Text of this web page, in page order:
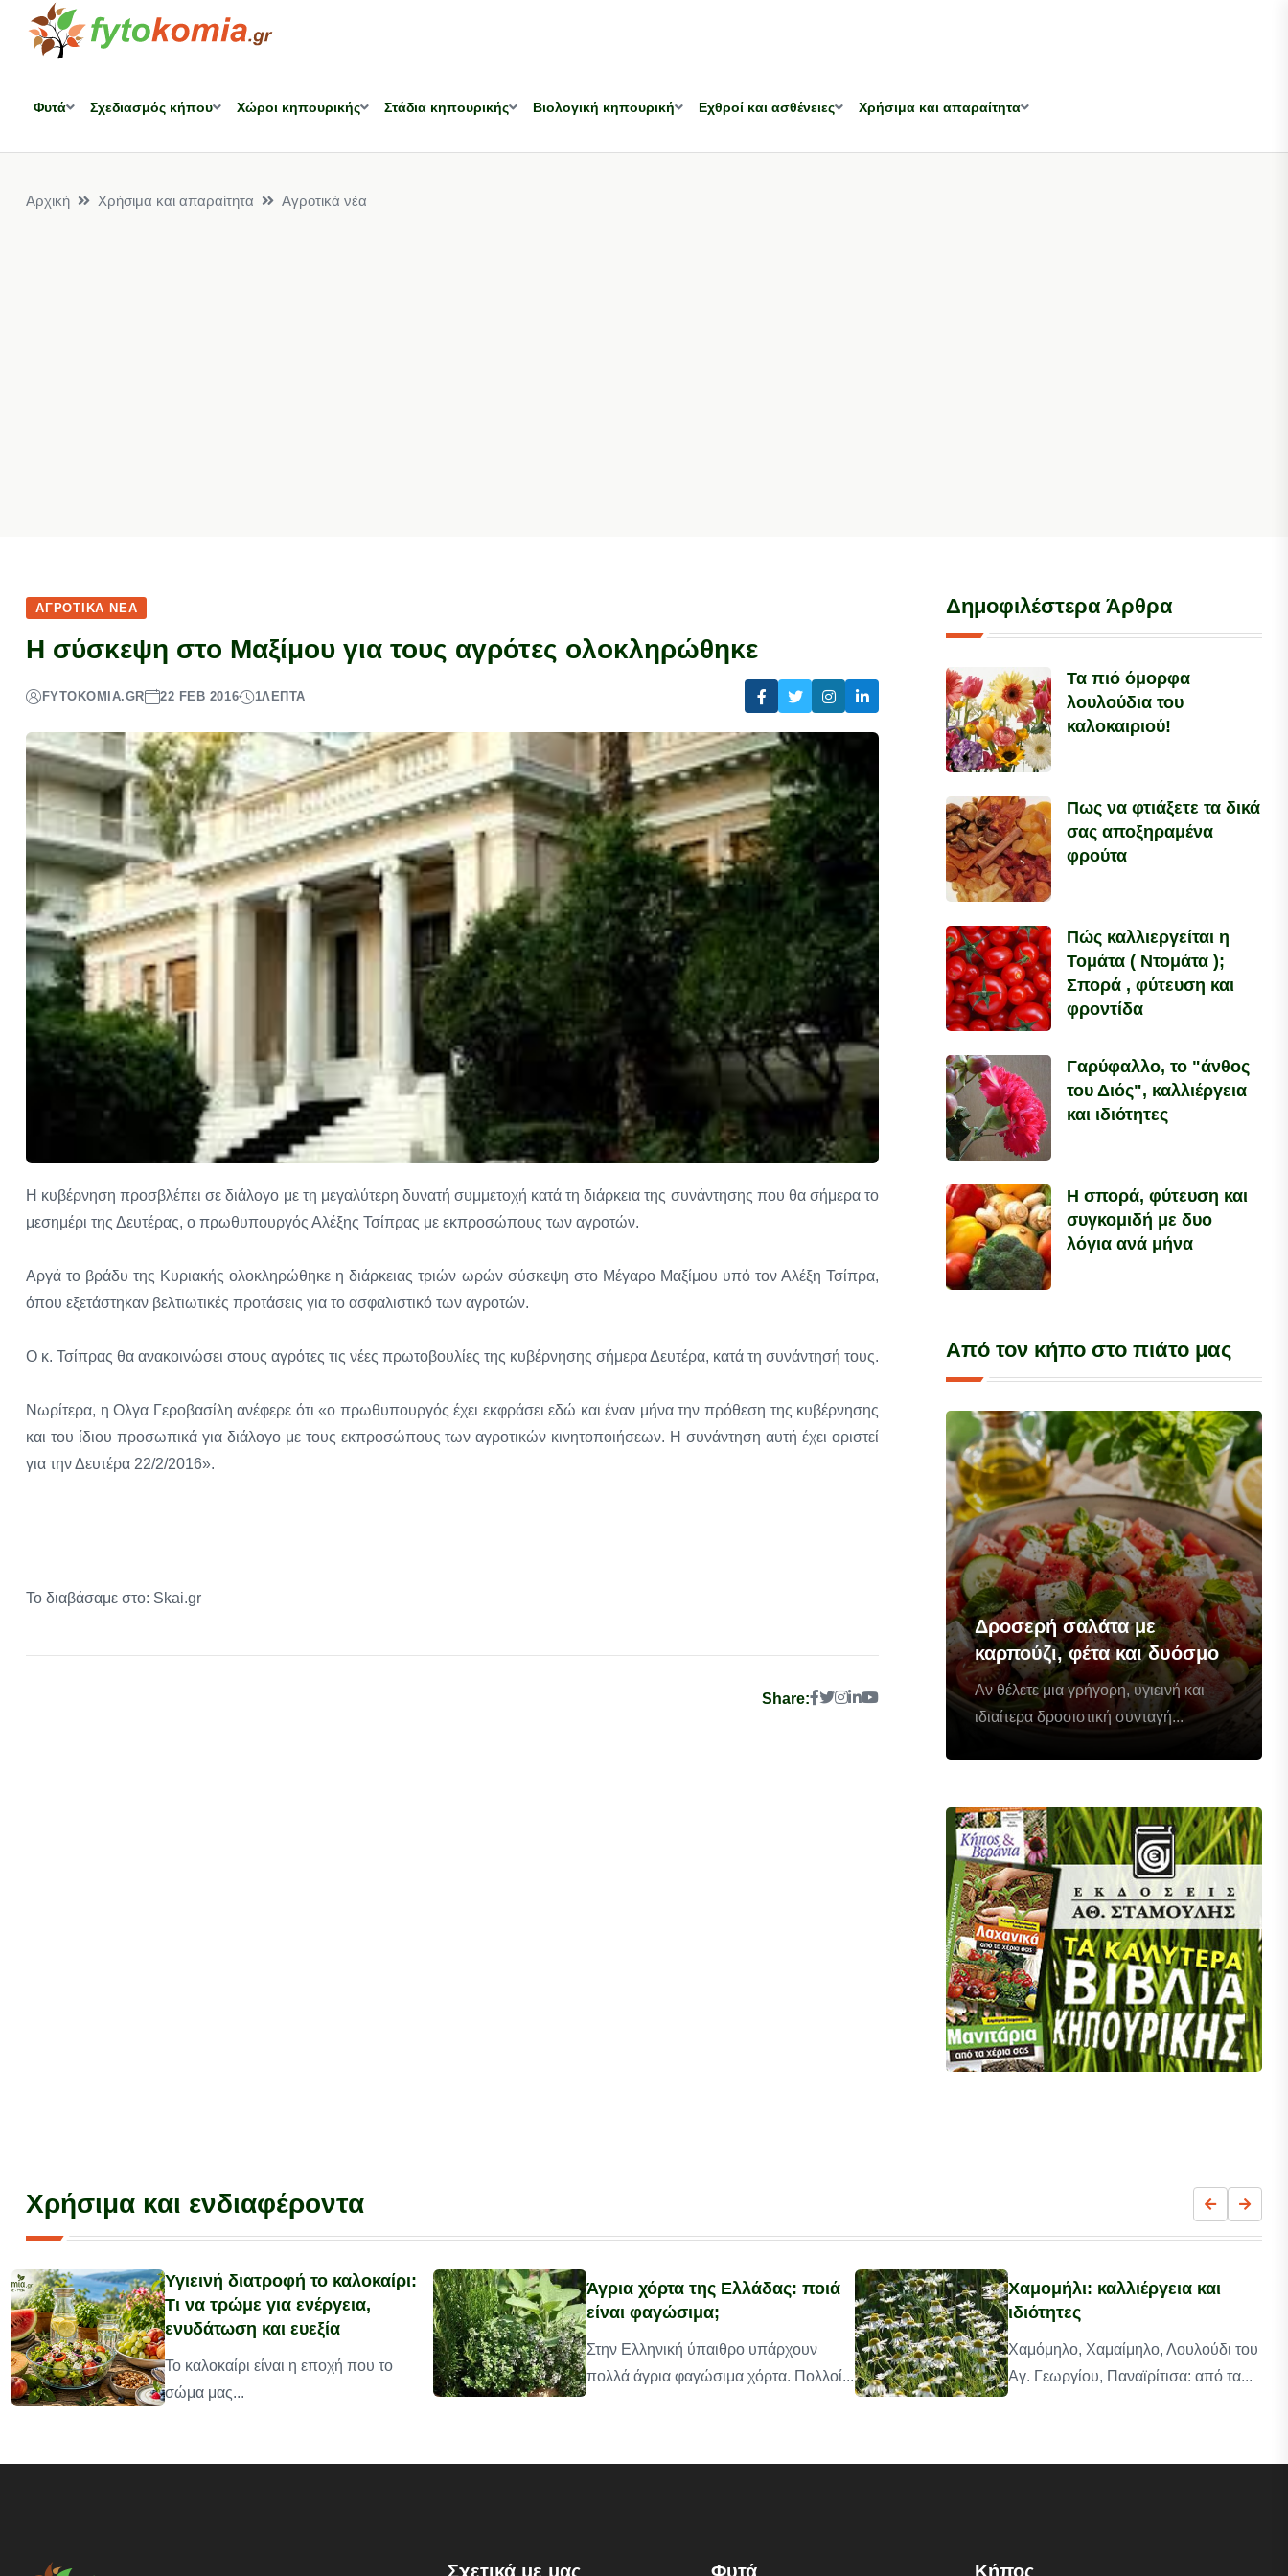
Φυτά Σχεδιασμός κήπου Χώροι κηπουρικής Στάδια κηπουρικής Βιολογική κηπουρική Εχθροί και ασθένειες Χρήσιμα και απαραίτητα
Αρχική Χρήσιμα και απαραίτητα Αγροτικά νέα
ΑΓΡΟΤΙΚΆ ΝΈΑ
H σύσκεψη στο Μαξίμου για τους αγρότες oλοκληρώθηκε
FYTOKOMIA.GR 22 FEB 2016 1ΛΕΠΤΆ
Η κυβέρνηση προσβλέπει σε διάλογο με τη μεγαλύτερη δυνατή συμμετοχή κατά τη διάρκεια της συνάντησης που θα σήμερα το
μεσημέρι της Δευτέρας, ο πρωθυπουργός Αλέξης Τσίπρας με εκπροσώπους των αγροτών.
Αργά το βράδυ της Κυριακής ολοκληρώθηκε η διάρκειας τριών ωρών σύσκεψη στο Μέγαρο Μαξίμου υπό τον Αλέξη Τσίπρα,
όπου εξετάστηκαν βελτιωτικές προτάσεις για το ασφαλιστικό των αγροτών.
Ο κ. Τσίπρας θα ανακοινώσει στους αγρότες τις νέες πρωτοβουλίες της κυβέρνησης σήμερα Δευτέρα, κατά τη συνάντησή τους.
Νωρίτερα, η Ολγα Γεροβασίλη ανέφερε ότι «ο πρωθυπουργός έχει εκφράσει εδώ και έναν μήνα την πρόθεση της κυβέρνησης
και του ίδιου προσωπικά για διάλογο με τους εκπροσώπους των αγροτικών κινητοποιήσεων. Η συνάντηση αυτή έχει οριστεί
για την Δευτέρα 22/2/2016».
Το διαβάσαμε στο: Skai.gr
Share:
Δημοφιλέστερα Άρθρα
Τα πιό όμορφα
λουλούδια του
καλοκαιριού!
Πως να φτιάξετε τα δικά
σας αποξηραμένα
φρούτα
Πώς καλλιεργείται η
Τομάτα ( Ντομάτα );
Σπορά , φύτευση και
φροντίδα
Γαρύφαλλο, το "άνθος
του Διός", καλλιέργεια
και ιδιότητες
Η σπορά, φύτευση και
συγκομιδή με δυο
λόγια ανά μήνα
Από τον κήπο στο πιάτο μας
Δροσερή σαλάτα με
καρπούζι, φέτα και δυόσμο
Αν θέλετε μια γρήγορη, υγιεινή και
ιδιαίτερα δροσιστική συνταγή...
Χρήσιμα και ενδιαφέροντα
Υγιεινή διατροφή το καλοκαίρι:
Τι να τρώμε για ενέργεια,
ενυδάτωση και ευεξία
Το καλοκαίρι είναι η εποχή που το
σώμα μας...
Άγρια χόρτα της Ελλάδας: ποιά
είναι φαγώσιμα;
Στην Ελληνική ύπαιθρο υπάρχουν
πολλά άγρια φαγώσιμα χόρτα. Πολλοί...
Χαμομήλι: καλλιέργεια και
ιδιότητες
Χαμόμηλο, Χαμαίμηλο, Λουλούδι του
Αγ. Γεωργίου, Παναϊρίτισα: από τα...
Σχετικά με μας Φυτά Κήπος